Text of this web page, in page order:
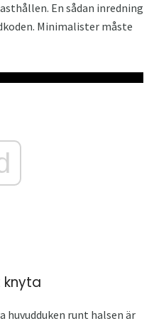
En sådan inredning
Minimalister måste
knyta
runt halsen är